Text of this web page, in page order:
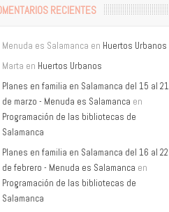
RECIENTES
Menuda es Salamanca en Huertos Urbanos
Marta en Huertos Urbanos
Planes en familia en Salamanca del 15 al 21
de marzo - Menuda es Salamanca en
Programación de las bibliotecas de
Salamanca
Planes en familia en Salamanca del 16 al 22
de febrero - Menuda es Salamanca en
Programación de las bibliotecas de
Salamanca